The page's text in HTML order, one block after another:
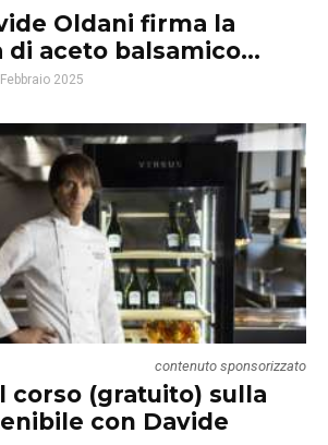
Oldani firma la
di aceto balsamico...
2025
contenuto sponsorizzato
corso (gratuito) sulla
con Davide